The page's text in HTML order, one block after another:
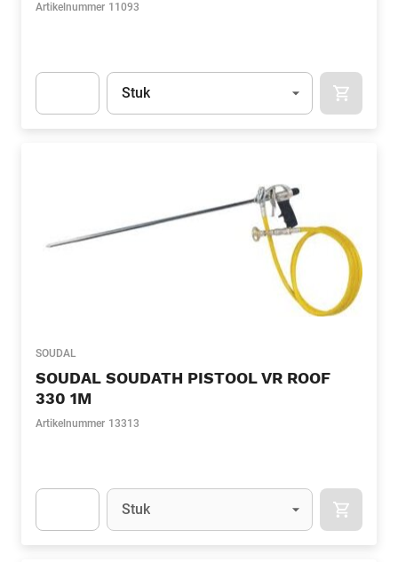
Artikelnummer 11093
Eenheid
Stuk
SOUDAL
SOUDAL SOUDATH PISTOOL VR ROOF
330 1M
Artikelnummer 13313
Eenheid
Stuk